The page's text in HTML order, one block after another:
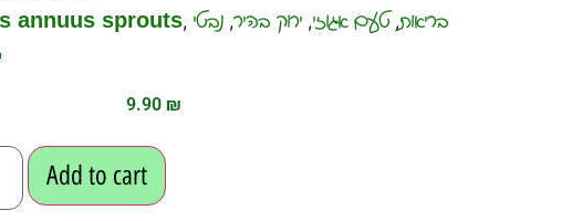
annuus sprouts, בריאות, טעם אגוזי, ירוק בהיר, נבטי
9.90 ₪
Add to cart